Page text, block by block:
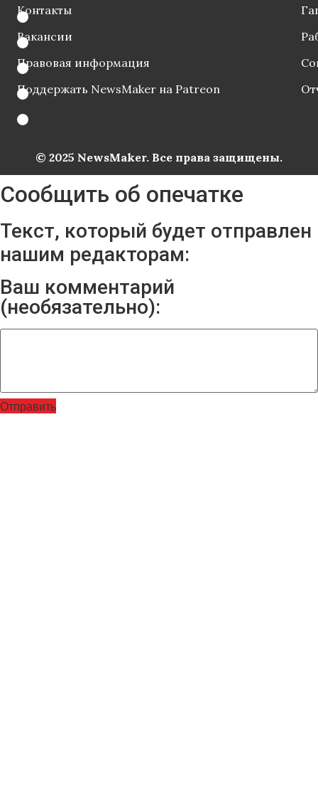
Контакты
Вакансии
Правовая информация
Поддержать NewsMaker на Patreon
© 2025 NewsMaker. Все права защищены.
Сообщить об опечатке
Текст, который будет отправлен
нашим редакторам:
Ваш комментарий
(необязательно):
Отправить